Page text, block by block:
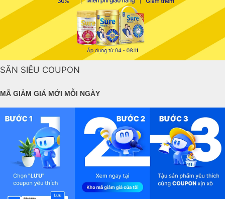
SĂN SIÊU COUPON
MÃ GIẢM GIÁ MỚI MỖI NGÀY